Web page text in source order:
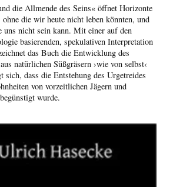
die Allmende des Seins« öffnet Horizonte
die wir heute nicht leben könnten, und
uns nicht sein kann. Mit einer auf den
basierenden, spekulativen Interpretation
das Buch die Entwicklung des
natürlichen Süßgräsern ›wie von selbst‹
sich, dass die Entstehung des Urgetreides
von vorzeitlichen Jägern und
wurde.